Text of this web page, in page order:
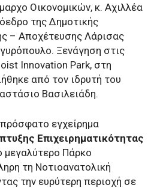
Οικονομικών, κ. Αχιλλέα
της Δημοτικής
– Αποχέτευσης Λάρισας
Ξενάγηση στις
Innovation Park, στη
από τον ιδρυτή του
Βασιλειάδη.
εγχείρημα
Επιχειρηματικότητας
μεγαλύτερο Πάρκο
τη Νοτιοανατολική
την ευρύτερη περιοχή σε